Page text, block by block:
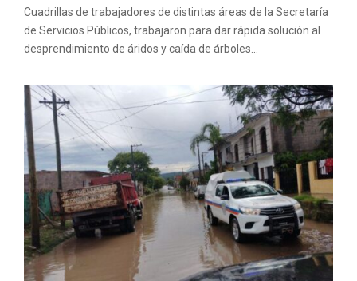
Cuadrillas de trabajadores de distintas áreas de la Secretaría
de Servicios Públicos, trabajaron para dar rápida solución al
desprendimiento de áridos y caída de árboles...